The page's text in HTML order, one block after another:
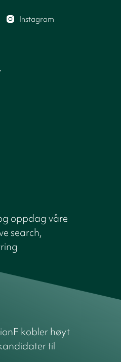
Instagram
oppdag våre
search,
kobler høyt
til